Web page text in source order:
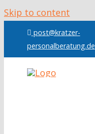
Skip to content
post@kratzer-
personalberatung.de